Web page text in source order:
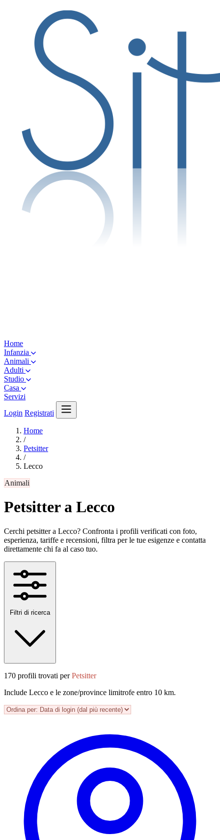
Home
Infanzia
Animali
Adulti
Studio
Casa
Servizi
Login Registrati
Home
/
Petsitter
/
Lecco
Animali
Petsitter a Lecco
Cerchi petsitter a Lecco? Confronta i profili verificati con foto,
esperienza, tariffe e recensioni, filtra per le tue esigenze e contatta
direttamente chi fa al caso tuo.
Filtri di ricerca
170 profili trovati perPetsitter
Include Lecco e le zone/province limitrofe entro 10 km.